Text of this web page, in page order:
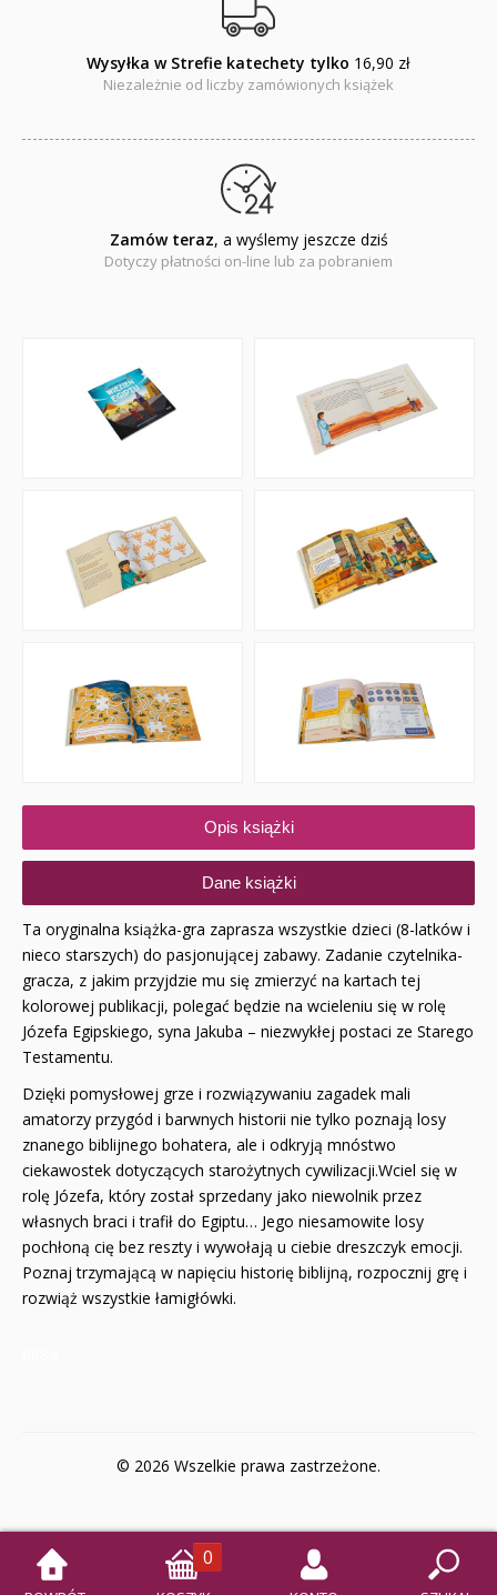
Wysyłka w Strefie katechety tylko 16,90 zł
Niezależnie od liczby zamówionych książek
Zamów teraz, a wyślemy jeszcze dziś
Dotyczy płatności on-line lub za pobraniem
Opis książki
Dane książki
Ta oryginalna książka-gra zaprasza wszystkie dzieci (8-latków i
nieco starszych) do pasjonującej zabawy. Zadanie czytelnika-
gracza, z jakim przyjdzie mu się zmierzyć na kartach tej
kolorowej publikacji, polegać będzie na wcieleniu się w rolę
Józefa Egipskiego, syna Jakuba – niezwykłej postaci ze Starego
Testamentu.
Dzięki pomysłowej grze i rozwiązywaniu zagadek mali
amatorzy przygód i barwnych historii nie tylko poznają losy
znanego biblijnego bohatera, ale i odkryją mnóstwo
ciekawostek dotyczących starożytnych cywilizacji.Wciel się w
rolę Józefa, który został sprzedany jako niewolnik przez
własnych braci i trafił do Egiptu… Jego niesamowite losy
pochłoną cię bez reszty i wywołają u ciebie dreszczyk emocji.
Poznaj trzymającą w napięciu historię biblijną, rozpocznij grę i
rozwiąż wszystkie łamigłówki.
© 2026 Wszelkie prawa zastrzeżone.
0